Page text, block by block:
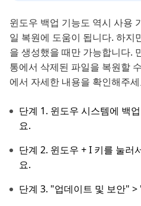
윈도우 백업 기능도 역시 사용
일 복원에 도움이 됩니다. 하지
을 생성했을 때만 가능합니다.
통에서 삭제된 파일을 복원할
에서 자세한 내용을 확인해주
단계 1. 윈도우 시스템에 백
요.
단계 2. 윈도우 + I 키를 눌러
요.
단계 3. "업데이트 및 보안"